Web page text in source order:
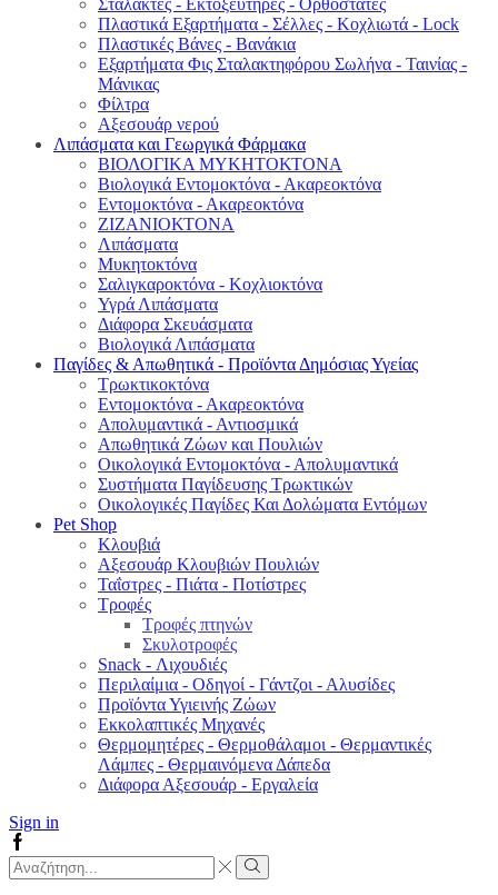
Σταλάκτες - Εκτοξευτήρες - Ορθοστάτες
Πλαστικά Εξαρτήματα - Σέλλες - Κοχλιωτά - Lock
Πλαστικές Βάνες - Βανάκια
Εξαρτήματα Φις Σταλακτηφόρου Σωλήνα - Ταινίας -
Μάνικας
Φίλτρα
Αξεσουάρ νερού
Λιπάσματα και Γεωργικά Φάρμακα
ΒΙΟΛΟΓΙΚΑ ΜΥΚΗΤΟΚΤΟΝΑ
Βιολογικά Εντομοκτόνα - Ακαρεοκτόνα
Εντομοκτόνα - Ακαρεοκτόνα
ΖΙΖΑΝΙΟΚΤΟΝΑ
Λιπάσματα
Μυκητοκτόνα
Σαλιγκαροκτόνα - Κοχλιοκτόνα
Υγρά Λιπάσματα
Διάφορα Σκευάσματα
Βιολογικά Λιπάσματα
Παγίδες & Απωθητικά - Προϊόντα Δημόσιας Υγείας
Τρωκτικοκτόνα
Εντομοκτόνα - Ακαρεοκτόνα
Απολυμαντικά - Αντιοσμικά
Απωθητικά Ζώων και Πουλιών
Οικολογικά Εντομοκτόνα - Απολυμαντικά
Συστήματα Παγίδευσης Τρωκτικών
Οικολογικές Παγίδες Και Δολώματα Εντόμων
Pet Shop
Κλουβιά
Αξεσουάρ Κλουβιών Πουλιών
Ταΐστρες - Πιάτα - Ποτίστρες
Τροφές
Τροφές πτηνών
Σκυλοτροφές
Snack - Λιχουδιές
Περιλαίμια - Οδηγοί - Γάντζοι - Αλυσίδες
Προϊόντα Υγιεινής Ζώων
Εκκολαπτικές Μηχανές
Θερμομητέρες - Θερμοθάλαμοι - Θερμαντικές
Λάμπες - Θερμαινόμενα Δάπεδα
Διάφορα Αξεσουάρ - Εργαλεία
Sign in
Facebook
Search
input
Search